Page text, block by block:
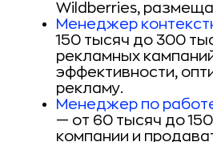
Wildberries,
Менеджер
150 тысяч до 300
рекламных
эффективности,
рекламу.
Менеджер по
— от 60 тысяч до
компании и